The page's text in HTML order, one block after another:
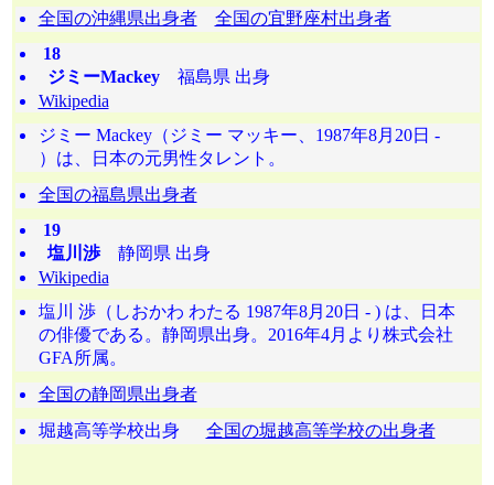
全国の沖縄県出身者
全国の宜野座村出身者
18
ジミーMackey福島県 出身
Wikipedia
ジミー Mackey（ジミー マッキー、1987年8月20日 -
）は、日本の元男性タレント。
全国の福島県出身者
19
塩川渉静岡県 出身
Wikipedia
塩川 渉（しおかわ わたる 1987年8月20日 - ) は、日本
の俳優である。静岡県出身。2016年4月より株式会社
GFA所属。
全国の静岡県出身者
堀越高等学校出身 全国の堀越高等学校の出身者